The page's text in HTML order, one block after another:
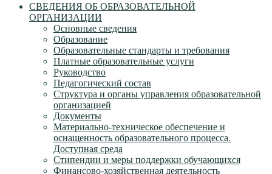
СВЕДЕНИЯ ОБ ОБРАЗОВАТЕЛЬНОЙ
ОРГАНИЗАЦИИ
Основные сведения
Образование
Образовательные стандарты и требования
Платные образовательные услуги
Руководство
Педагогический состав
Структура и органы управления образовательной
организацией
Документы
Материально-техническое обеспечение и
оснащенность образовательного процесса.
Доступная среда
Стипендии и меры поддержки обучающихся
Финансово-хозяйственная деятельность